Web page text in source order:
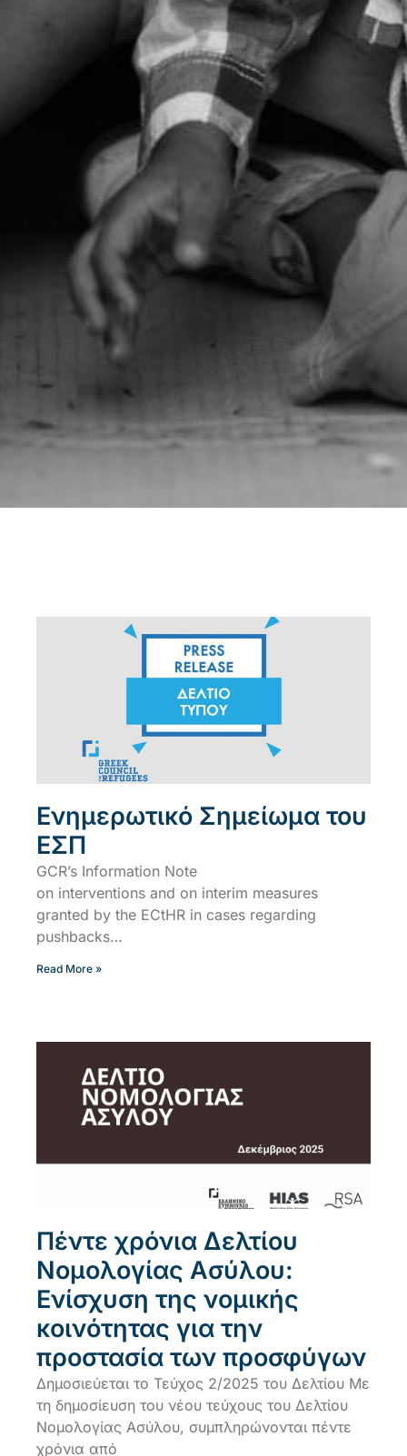
Ενημερωτικό Σημείωμα του
ΕΣΠ
GCR’s Information Note
on interventions and on interim measures
granted by the ECtHR in cases regarding
pushbacks…
Read More »
Πέντε χρόνια Δελτίου
Νομολογίας Ασύλου:
Ενίσχυση της νομικής
κοινότητας για την
προστασία των προσφύγων
Δημοσιεύεται το Τεύχος 2/2025 του Δελτίου Με
τη δημοσίευση του νέου τεύχους του Δελτίου
Νομολογίας Ασύλου, συμπληρώνονται πέντε
χρόνια από